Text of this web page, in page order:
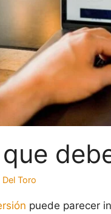
Del Toro
puede parecer